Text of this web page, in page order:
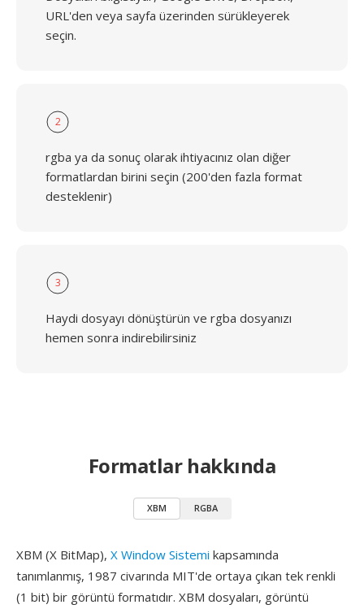
URL'den veya sayfa üzerinden sürükleyerek
seçin.
2
rgba ya da sonuç olarak ihtiyacınız olan diğer
formatlardan birini seçin (200'den fazla format
desteklenir)
3
Haydi dosyayı dönüştürün ve rgba dosyanızı
hemen sonra indirebilirsiniz
Formatlar hakkında
XBM RGBA
XBM (X BitMap), X Window Sistemi kapsamında
tanımlanmış, 1987 civarında MIT'de ortaya çıkan tek renkli
(1 bit) bir görüntü formatıdır. XBM dosyaları, görüntü